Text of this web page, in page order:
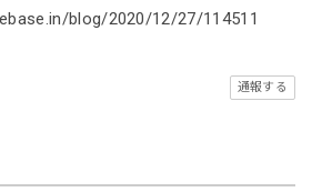
blog/2020/12/27/114511
通報する